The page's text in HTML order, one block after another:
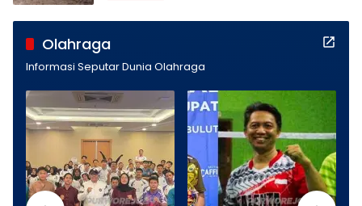
Olahraga
Informasi Seputar Dunia Olahraga